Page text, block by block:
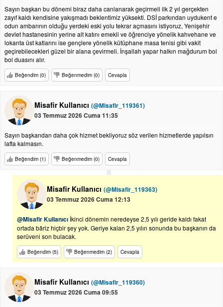
Sayın başkan bu dönemi biraz daha canlanarak geçirmeli ilk 2 yıl gerçekten
zayıf kaldı kendisine yakışmadı beklentimiz yüksekti. DSİ parkından uydukent e
odun ambarının olduğu yerdeki eski yolu tekrar açmasını istiyoruz, Yenişehir
devlet hastanesinin yerine alt katını emekli ve öğrenciye yönelik kahvehane ve
lokanta üst katlarını ise gençlere yönelik kütüphane masa tenisi gibi vakit
geçirebilecekleri güzel bir alana çevirmeli. İnşallah yapar halkın mağdurum bol
bol duasını alır.
Beğendim (0) Beğenmedim (0) Cevapla
Misafir Kullanıcı (@Misafir_119361)
03 Temmuz 2026 Cuma 11:35
Sayın başkandan daha çok hizmet bekliyoruz söz verilen hizmetlerde yapılsın
lafta kalmasın.
Beğendim (1) Beğenmedim (0) Cevapla
Misafir Kullanıcı (@Misafir_119363)
03 Temmuz 2026 Cuma 12:13
@Misafir Kullanıcı İkinci dönemin neredeyse 2,5 yılı geride kaldı fakat
ortada bâriz hiçbir şey yok. Geriye kalan 2,5 yılın sonunda bu başkanın da
serüveni son bulacak.
Beğendim (5) Beğenmedim (2) Cevapla
Misafir Kullanıcı (@Misafir_119360)
03 Temmuz 2026 Cuma 09:55